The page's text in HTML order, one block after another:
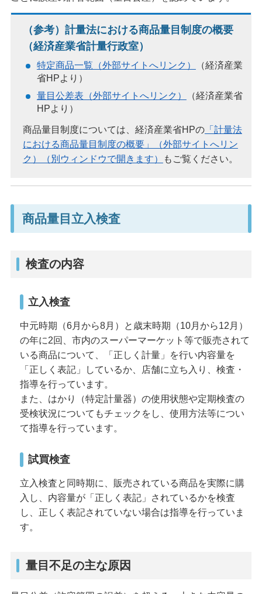
（参考）計量法における商品量目制度の概要
（経済産業省計量行政室）
特定商品一覧（外部サイトへリンク）
（経済産業
省HPより）
量目公差表（外部サイトへリンク）
（経済産業省
HPより）
商品量目制度については、経済産業省HPの「計量法
における商品量目制度の概要」（外部サイトへリン
ク）（別ウィンドウで開きます）
もご覧ください。
商品量目立入検査
検査の内容
立入検査
中元時期（6月から8月）と歳末時期（10月から12月）
の年に2回、市内のスーパーマーケット等で販売されて
いる商品について、「正しく計量」を行い内容量を
「正しく表記」しているか、店舗に立ち入り、検査・
指導を行っています。
また、はかり（特定計量器）の使用状態や定期検査の
受検状況についてもチェックをし、使用方法等につい
て指導を行っています。
試買検査
立入検査と同時期に、販売されている商品を実際に購
入し、内容量が「正しく表記」されているかを検査
し、正しく表記されていない場合は指導を行っていま
す。
量目不足の主な原因